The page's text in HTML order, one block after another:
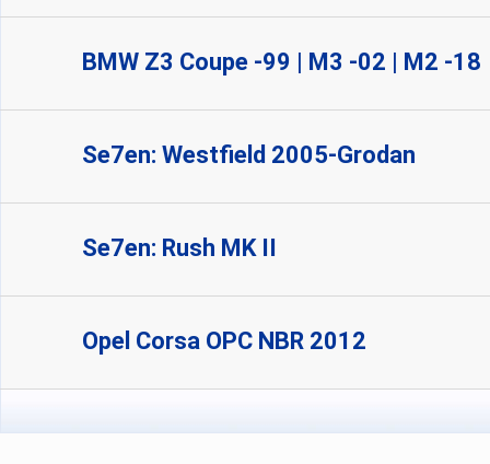
BMW Z3 Coupe -99 | M3 -02 | M2 -18
Se7en: Westfield 2005-Grodan
Se7en: Rush MK II
Opel Corsa OPC NBR 2012